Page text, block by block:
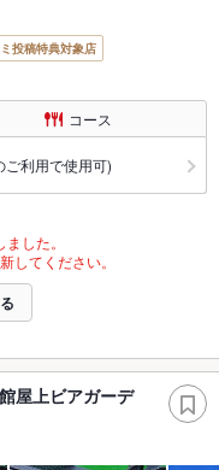
投稿特典対象店
コース
利用で使用可)
した。
してください。
屋上ビアガーデ